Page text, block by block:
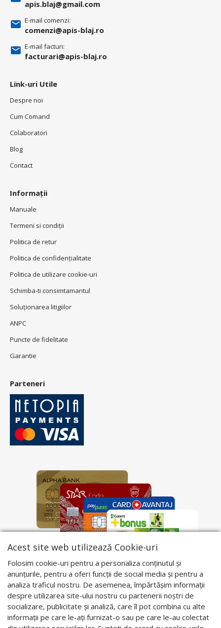
apis.blaj@gmail.com
E-mail comenzi:
comenzi@apis-blaj.ro
E-mail facturi:
facturari@apis-blaj.ro
Link-uri Utile
Despre noi
Cum Comand
Colaboratori
Blog
Contact
Informații
Manuale
Termeni si condiţii
Politica de retur
Politica de confidenţialitate
Politica de utilizare cookie-uri
Schimba-ti consimtamantul
Soluționarea litigiilor
ANPC
Puncte de fidelitate
Garantie
Parteneri
Acest site web utilizează Cookie-uri
Folosim cookie-uri pentru a personaliza conținutul și
anunțurile, pentru a oferi funcții de social media și pentru a
analiza traficul nostru. De asemenea, împărtășim informații
despre utilizarea site-ului nostru cu partenerii noștri de
socializare, publicitate și analiză, care îl pot combina cu alte
informații pe care le-ați furnizat-o sau pe care le-au colectat